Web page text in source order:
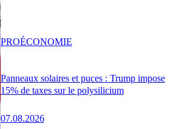
Panneaux solaires et puces : Trump impose
15% de taxes sur le polysilicium
07.08.2026
PROÉCONOMIE